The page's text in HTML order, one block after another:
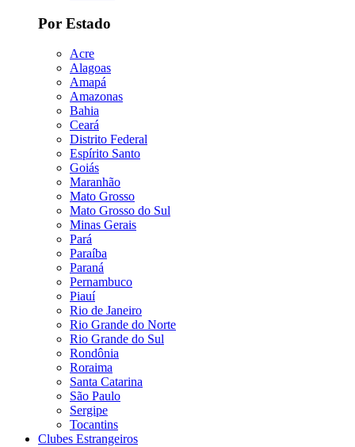
Por Estado
Acre
Alagoas
Amapá
Amazonas
Bahia
Ceará
Distrito Federal
Espírito Santo
Goiás
Maranhão
Mato Grosso
Mato Grosso do Sul
Minas Gerais
Pará
Paraíba
Paraná
Pernambuco
Piauí
Rio de Janeiro
Rio Grande do Norte
Rio Grande do Sul
Rondônia
Roraima
Santa Catarina
São Paulo
Sergipe
Tocantins
Clubes Estrangeiros